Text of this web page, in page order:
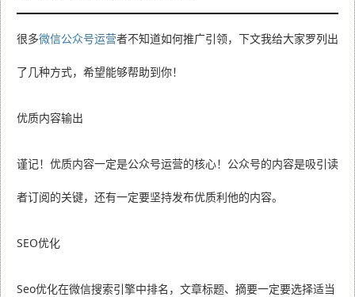
很多微信公众号运营者不知道如何推广引领，下文我给大家罗列出
了几种方式，希望能够帮助到你！
优质内容输出
谨记！优质内容一定是公众号运营的核心！公众号的内容是吸引读
者订阅的关键，还有一定要坚持发布优质利他的内容。
SEO优化
Seo优化在微信搜索引擎中排名，文章标题、摘要一定要选择适当